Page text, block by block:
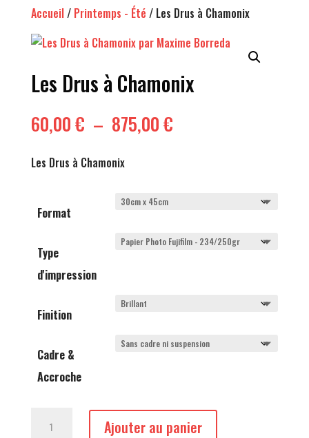
Accueil/ Printemps - Été / Les Drus à Chamonix
Les Drus à Chamonix
60,00€ – 875,00€Plage
Les Drus à Chamonix
Format
Type
d'impression
Finition
Cadre &
Accroche
Ajouter au panier